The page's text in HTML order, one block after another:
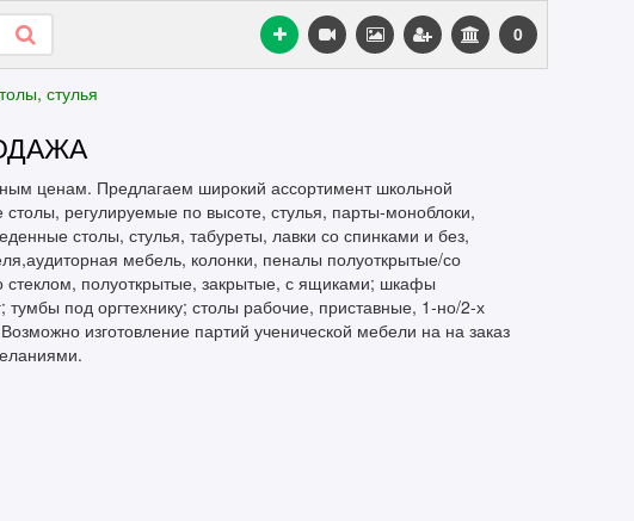
0
стулья
ценам. Предлагаем широкий ассортимент школьной
регулируемые по высоте, стулья, парты-моноблоки,
столы, стулья, табуреты, лавки со спинками и без,
мебель, колонки, пеналы полуоткрытые/со
полуоткрытые, закрытые, с ящиками; шкафы
под оргтехнику; столы рабочие, приставные, 1-но/2-х
изготовление партий ученической мебели на на заказ